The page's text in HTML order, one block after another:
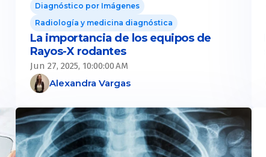
Diagnóstico por Imágenes
Radiología y medicina diagnóstica
La importancia de los equipos de
Rayos-X rodantes
Jun 27, 2025, 10:00:00 AM
Alexandra Vargas